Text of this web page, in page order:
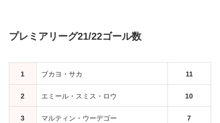
プレミアリーグ21/22ゴール数
1 ブカヨ・サカ 11
2 エミール・スミス・ロウ 10
3 マルティン・ウーデゴー 7